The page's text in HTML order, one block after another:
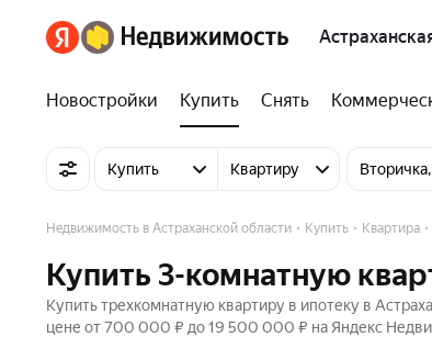
Новостройки Купить Снять
Купить Квартиру
Недвижимость в Астраханской области Купить Квартира
Купить 3-комнатную
Купить трехкомнатную квартиру в ипотеку в
цене от 700 000 ₽ до 19 500 000 ₽ на Яндекс